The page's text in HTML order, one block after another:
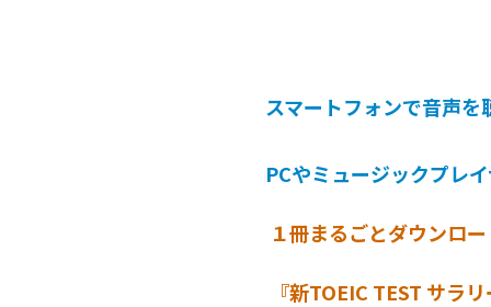
スマートフォンで音声を
PCやミュージックプレ
１冊まるごとダウンロ
『新TOEIC TEST サラ